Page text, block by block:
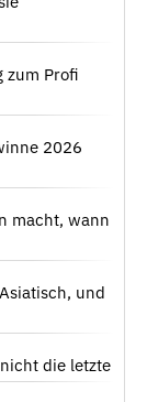
zum Profi
2026
macht, wann
und
die letzte